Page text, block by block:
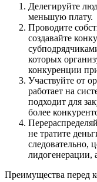
Делегируйте
меньшую плату.
Проводите
создавайте
которых
конкуренции
Участвуйте от
работает на
подходит для
более
не тратите
следовательно,
лидогенерации,
Преимущества перед